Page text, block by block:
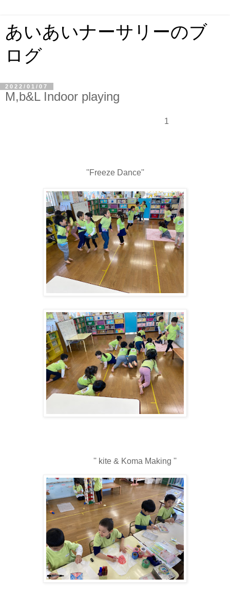
あいあいナーサリーのブ
ログ
2022/01/07
M,b&L Indoor playing
1
''Freeze Dance''
'' kite & Koma Making ''